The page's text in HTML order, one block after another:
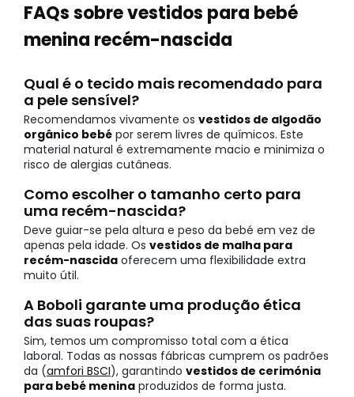
FAQs sobre vestidos para bebé
menina recém-nascida
Qual é o tecido mais recomendado para
a pele sensível?
Recomendamos vivamente os vestidos de algodão
orgânico bebé por serem livres de químicos. Este
material natural é extremamente macio e minimiza o
risco de alergias cutâneas.
Como escolher o tamanho certo para
uma recém-nascida?
Deve guiar-se pela altura e peso da bebé em vez de
apenas pela idade. Os vestidos de malha para
recém-nascida oferecem uma flexibilidade extra
muito útil.
A Boboli garante uma produção ética
das suas roupas?
Sim, temos um compromisso total com a ética
laboral. Todas as nossas fábricas cumprem os padrões
da (amfori BSCI), garantindo vestidos de cerimónia
para bebé menina produzidos de forma justa.